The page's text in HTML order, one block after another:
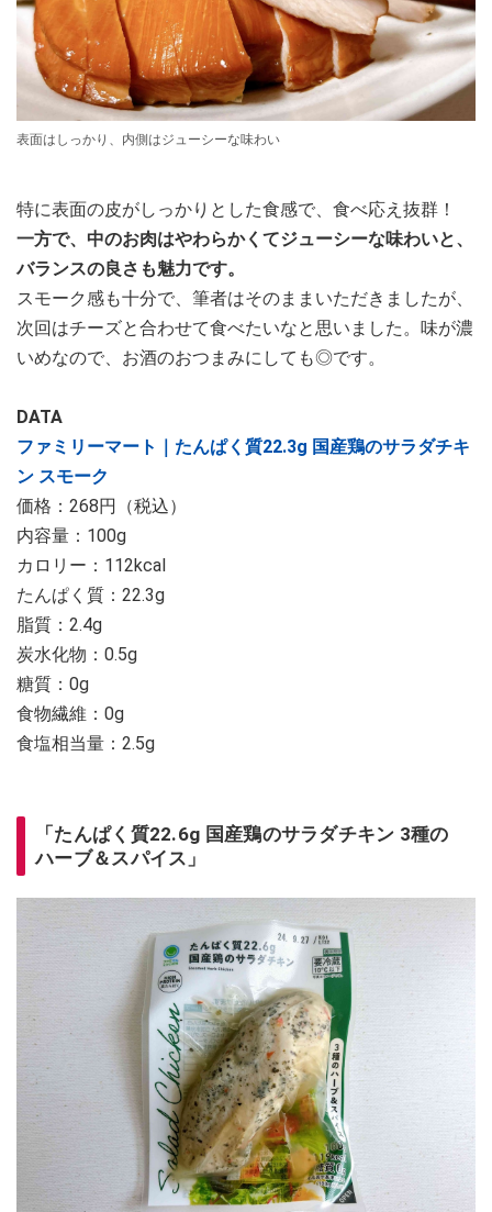
表面はしっかり、内側はジューシーな味わい
特に表面の皮がしっかりとした食感で、食べ応え抜群！
一方で、中のお肉はやわらかくてジューシーな味わいと、
バランスの良さも魅力です。
スモーク感も十分で、筆者はそのままいただきましたが、
次回はチーズと合わせて食べたいなと思いました。味が濃
いめなので、お酒のおつまみにしても◎です。
DATA
ファミリーマート｜たんぱく質22.3g 国産鶏のサラダチキ
ン スモーク
価格：268円（税込）
内容量：100g
カロリー：112kcal
たんぱく質：22.3g
脂質：2.4g
炭水化物：0.5g
糖質：0g
食物繊維：0g
食塩相当量：2.5g
「たんぱく質22.6g 国産鶏のサラダチキン 3種の
ハーブ＆スパイス」